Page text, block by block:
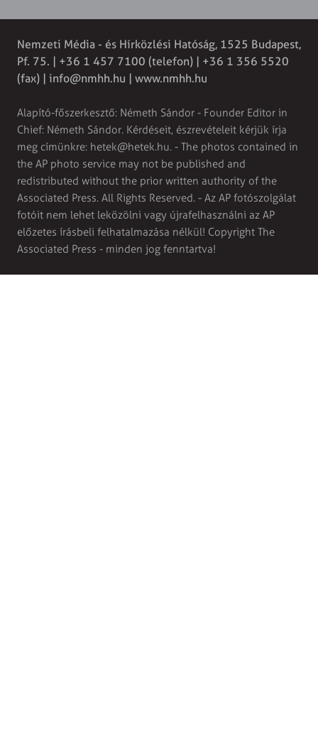
Nemzeti Média - és Hírközlési Hatóság, 1525 Budapest,
Pf. 75. | +36 1 457 7100 (telefon) | +36 1 356 5520
(fax) | info@nmhh.hu | www.nmhh.hu
Alapító-főszerkesztő: Németh Sándor - Founder Editor in
Chief: Németh Sándor. Kérdéseit, észrevételeit kérjük írja
meg címünkre: hetek@hetek.hu. - The photos contained in
the AP photo service may not be published and
redistributed without the prior written authority of the
Associated Press. All Rights Reserved. - Az AP fotószolgálat
fotóit nem lehet leközölni vagy újrafelhasználni az AP
előzetes írásbeli felhatalmazása nélkül! Copyright The
Associated Press - minden jog fenntartva!